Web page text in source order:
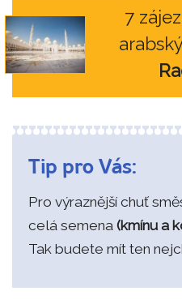
7
Tip pro Vás:
Pro výraznější chuť
celá semena (kmínu a
Tak budete mít ten